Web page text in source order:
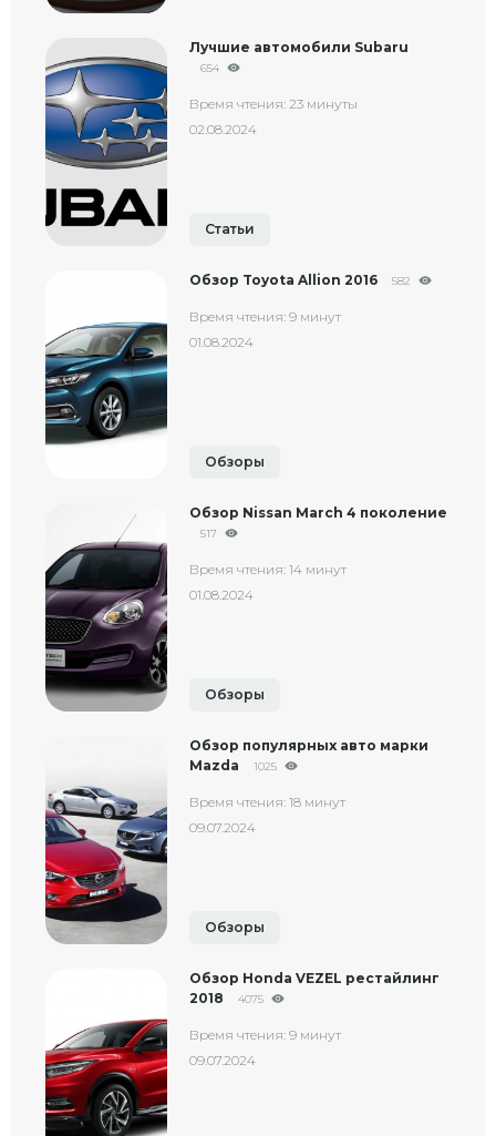
Лучшие автомобили Subaru
654
Время чтения: 23 минуты
02.08.2024
Статьи
Обзор Toyota Allion 2016 582
Время чтения: 9 минут
01.08.2024
Обзоры
Обзор Nissan March 4 поколение
517
Время чтения: 14 минут
01.08.2024
Обзоры
Обзор популярных авто марки
Mazda
1025
Время чтения: 18 минут
09.07.2024
Обзоры
Обзор Honda VEZEL рестайлинг
2018
4075
Время чтения: 9 минут
09.07.2024